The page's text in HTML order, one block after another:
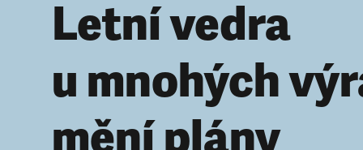
Letní vedra
u mnohých
mění plány